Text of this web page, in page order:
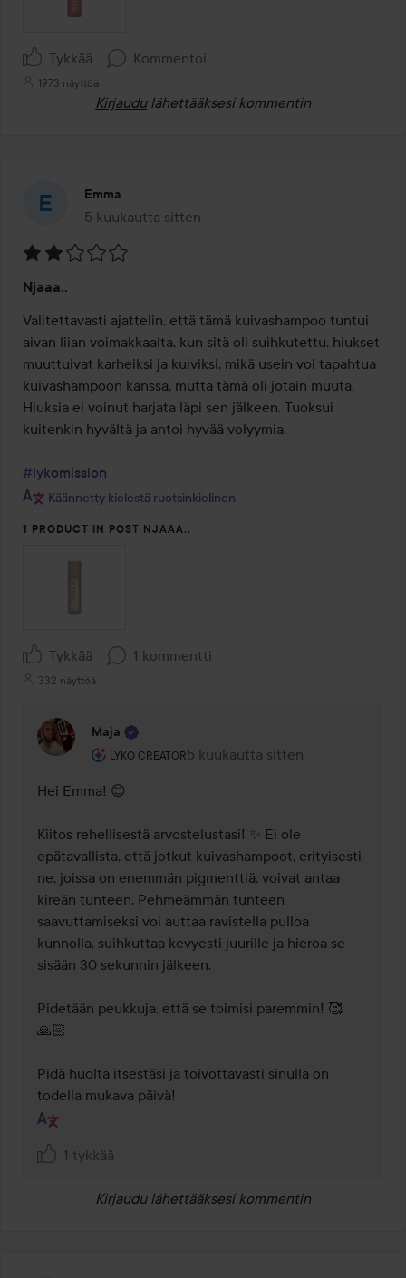
Tykkää Kommentoi
1973 näyttöä
Kirjaudu lähettääksesi kommentin
Emma
5 kuukautta sitten
Viesti luotiin 5 kuukautta sitten
2
/
5
Njaaa..
Valitettavasti ajattelin, että tämä kuivashampoo tuntui
aivan liian voimakkaalta, kun sitä oli suihkutettu, hiukset
muuttuivat karheiksi ja kuiviksi, mikä usein voi tapahtua
kuivashampoon kanssa, mutta tämä oli jotain muuta.
Hiuksia ei voinut harjata läpi sen jälkeen. Tuoksui
kuitenkin hyvältä ja antoi hyvää volyymia.
#lykomission
Käännetty kielestä ruotsinkielinen
1 PRODUCT IN POST NJAAA..
Tykkää 1 kommentti
332 näyttöä
Maja
LYKO CREATOR
Käyttäjän rooli: Lyko Creator.
5 kuukautta sitten
Kommentti lisättiin 5 kuukautta
Hei Emma! 😊
Kiitos rehellisestä arvostelustasi! ✨ Ei ole
epätavallista, että jotkut kuivashampoot, erityisesti
ne, joissa on enemmän pigmenttiä, voivat antaa
kireän tunteen. Pehmeämmän tunteen
saavuttamiseksi voi auttaa ravistella pulloa
kunnolla, suihkuttaa kevyesti juurille ja hieroa se
sisään 30 sekunnin jälkeen.
Pidetään peukkuja, että se toimisi paremmin! 🥰
🙏🏻
Pidä huolta itsestäsi ja toivottavasti sinulla on
todella mukava päivä!
1 tykkää
Kirjaudu lähettääksesi kommentin